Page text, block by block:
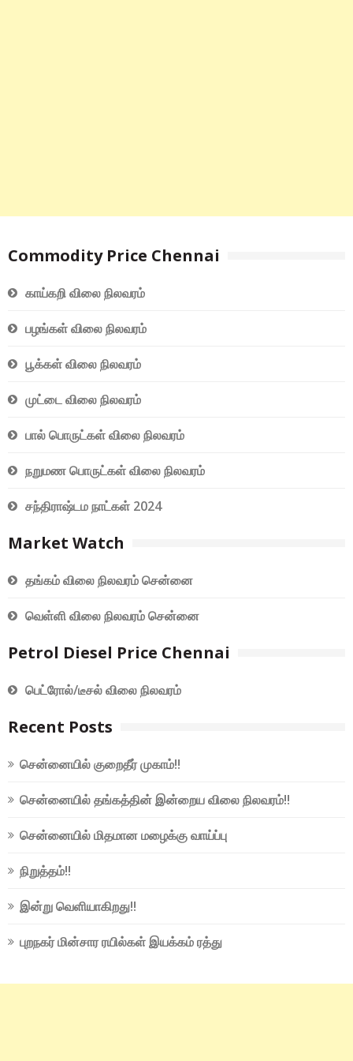
Commodity Price Chennai
காய்கறி விலை நிலவரம்
பழங்கள் விலை நிலவரம்
பூக்கள் விலை நிலவரம்
முட்டை விலை நிலவரம்
பால் பொருட்கள் விலை நிலவரம்
நறுமண பொருட்கள் விலை நிலவரம்
சந்திராஷ்டம நாட்கள் 2024
Market Watch
தங்கம் விலை நிலவரம் சென்னை
வெள்ளி விலை நிலவரம் சென்னை
Petrol Diesel Price Chennai
பெட்ரோல்/டீசல் விலை நிலவரம்
Recent Posts
சென்னையில் குறைதீர் முகாம்!!
சென்னையில் தங்கத்தின் இன்றைய விலை நிலவரம்!!
சென்னையில் மிதமான மழைக்கு வாய்ப்பு
நிறுத்தம்!!
இன்று வெளியாகிறது!!
புறநகர் மின்சார ரயில்கள் இயக்கம் ரத்து